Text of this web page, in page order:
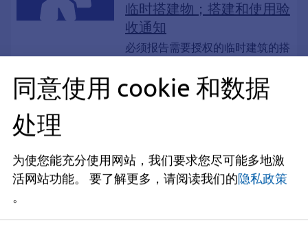
临时搭建物；搭建和使用验
收通知
必须报告需要授权的临时建筑的搭
服务, 表演、脱衣舞、脱衣舞秀、窥视
利为目的举办人物展示活动，或者
打算将您的营业场所提供给他人用
于举办此类活动，则需要取得许
同意使用 cookie 和数据
处理
为使您能充分使用网站，我们要求您尽可能多地激
活网站功能。
要了解更多，请阅读我们的隐私政策
。